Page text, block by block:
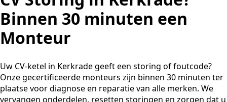
Binnen 30 minuten een
Monteur
Uw CV-ketel in Kerkrade geeft een storing of foutcode?
Onze gecertificeerde monteurs zijn binnen 30 minuten ter
plaatse voor diagnose en reparatie van alle merken. We
vervangen onderdelen, resetten storingen en zorgen dat u